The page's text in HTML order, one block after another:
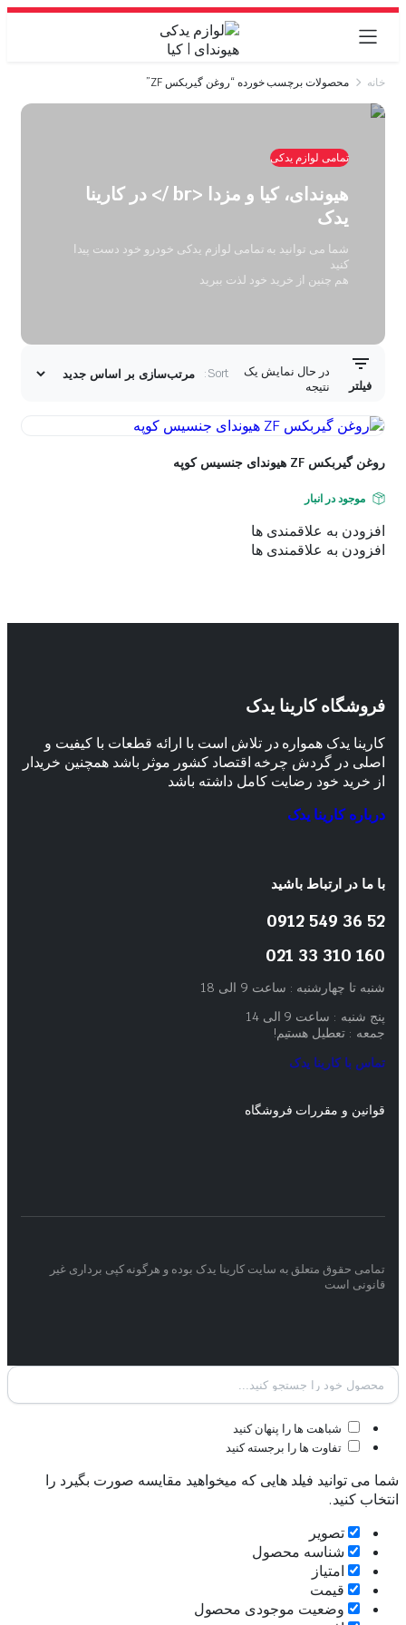
خانه محصولات برچسب خورده “روغن گیربکس ZF”
تمامی لوازم یدکی
هیوندای، کیا و مزدا <br /> در کارینا
یدک
شما می توانید به تمامی لوازم یدکی خودرو خود دست پیدا
کنید
هم چنین از خرید خود لذت ببرید
فیلتر
در حال نمایش یک
نتیجه
Sort:
روغن گیربکس ZF هیوندای جنسیس کوپه
موجود در انبار
افزودن به علاقمندی ها
افزودن به علاقمندی ها
فروشگاه کارینا یدک
کارینا یدک همواره در تلاش است با ارائه قطعات با کیفیت و
اصلی در گردش چرخه اقتصاد کشور موثر باشد همچنین خریدار
از خرید خود رضایت کامل داشته باشد
درباره کارینا یدک
با ما در ارتباط باشید
52 36 549 0912
160 310 33 021
شنبه تا چهارشنبه : ساعت 9 الی 18
پنج شنبه : ساعت 9 الی 14
جمعه : تعطیل هستیم!
تماس با کارینا یدک
قوانین و مقررات فروشگاه
تمامی حقوق متعلق به سایت کارینا یدک بوده و هرگونه کپی برداری غیر
قانونی است
شباهت ها را پنهان کنید
تفاوت ها را برجسته کنید
شما می توانید فیلد هایی که میخواهید مقایسه صورت بگیرد را
انتخاب کنید.
تصویر
شناسه محصول
امتیاز
قیمت
وضعیت موجودی محصول